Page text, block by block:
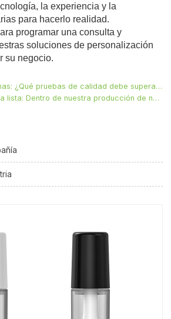
la experiencia y la
para hacerlo realidad.
programar una consulta y
soluciones de personalización
su negocio.
Tras bambalinas: ¿Qué pruebas de calidad debe superar el hardware desechable para vapear con THC premium?
Materia prima lista: Dentro de nuestra producción de núcleos cerámicos para vaporizadores de cannabis